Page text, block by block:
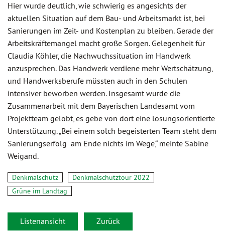
Hier wurde deutlich, wie schwierig es angesichts der
aktuellen Situation auf dem Bau- und Arbeitsmarkt ist, bei
Sanierungen im Zeit- und Kostenplan zu bleiben. Gerade der
Arbeitskräftemangel macht große Sorgen. Gelegenheit für
Claudia Köhler, die Nachwuchssituation im Handwerk
anzusprechen. Das Handwerk verdiene mehr Wertschätzung,
und Handwerksberufe müssten auch in den Schulen
intensiver beworben werden. Insgesamt wurde die
Zusammenarbeit mit dem Bayerischen Landesamt vom
Projektteam gelobt, es gebe von dort eine lösungsorientierte
Unterstützung. „Bei einem solch begeisterten Team steht dem
Sanierungserfolg am Ende nichts im Wege,“ meinte Sabine
Weigand.
Denkmalschutz
Denkmalschutztour 2022
Grüne im Landtag
Listenansicht Zurück